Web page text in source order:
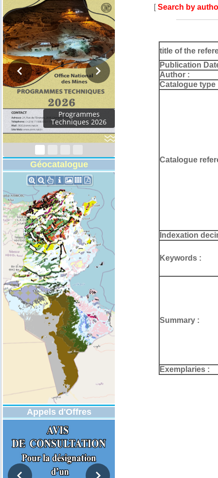
Rapport d'activités
2024
Géocatalogue
Appels d'Offres
[Search by
title of the
Publication
Author :
Catalogue type
Catalogue
Indexation
Keywords :
Summary :
Exemplaries :